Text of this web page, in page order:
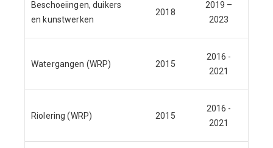
Beschoeiingen, duikers
en kunstwerken
2018
2019 –
2023
Watergangen (WRP) 2015
2016 -
2021
Riolering (WRP) 2015
2016 -
2021